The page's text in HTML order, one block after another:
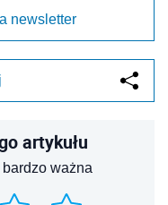
newsletter
artykułu
ważna